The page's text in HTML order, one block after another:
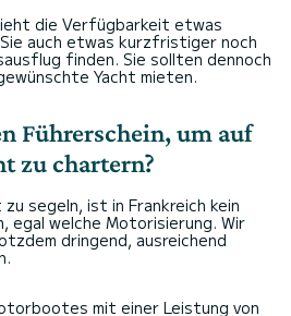
die Verfügbarkeit etwas
auch etwas kurzfristiger noch
finden. Sie sollten dennoch
Yacht mieten.
Führerschein, um auf
zu chartern?
segeln, ist in Frankreich kein
egal welche Motorisierung. Wir
dringend, ausreichend
mit einer Leistung von